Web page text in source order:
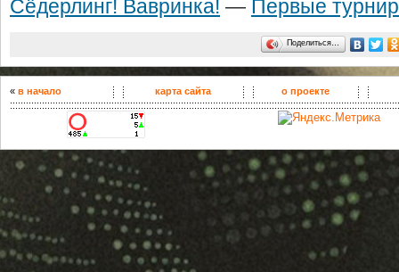
Сёдерлинг! Вавринка! — Первые
Поделиться…
« в начало карта сайта о проекте